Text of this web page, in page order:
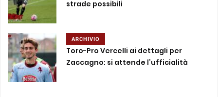
strade possibili
ARCHIVIO
Toro-Pro Vercelli ai dettagli per
Zaccagno: si attende l’ufficialità